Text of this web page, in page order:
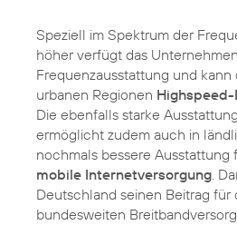
Speziell im Spektrum der
höher verfügt das
Frequenzausstattung und kann
urbanen Regionen
Die ebenfalls starke
ermöglicht zudem auch in
nochmals bessere Ausstattung
mobile Internetversorgung.
Deutschland seinen Beitrag
bundesweiten